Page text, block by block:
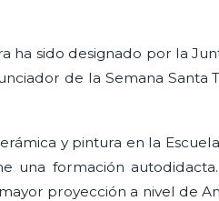
ha sido designado por la
de la Semana Santa
y pintura en la
una formación
proyección a nivel de